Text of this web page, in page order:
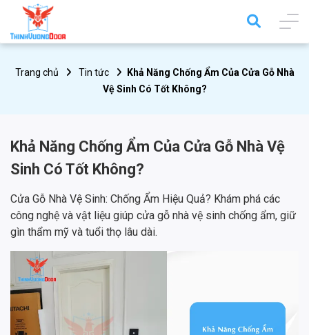
Trang chủ Tin tức
Khả Năng Chống Ẩm Của Cửa Gỗ Nhà
Vệ Sinh Có Tốt Không?
Khả Năng Chống Ẩm Của Cửa Gỗ Nhà Vệ
Sinh Có Tốt Không?
Cửa Gỗ Nhà Vệ Sinh: Chống Ẩm Hiệu Quả? Khám phá các
công nghệ và vật liệu giúp cửa gỗ nhà vệ sinh chống ẩm, giữ
gìn thẩm mỹ và tuổi thọ lâu dài.